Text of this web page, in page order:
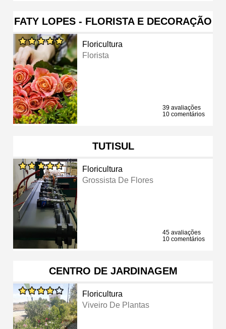
FATY LOPES - FLORISTA E DECORAÇÃO
Floricultura
Florista
39 avaliações
10 comentários
TUTISUL
Floricultura
Grossista De Flores
45 avaliações
10 comentários
CENTRO DE JARDINAGEM
Floricultura
Viveiro De Plantas